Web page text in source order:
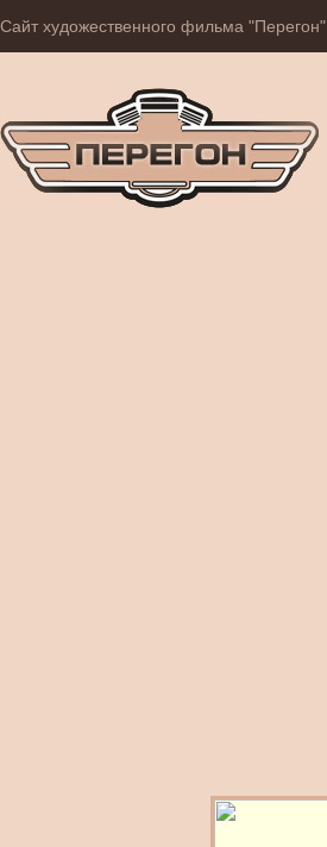
Сайт художественного фильма "Перегон"